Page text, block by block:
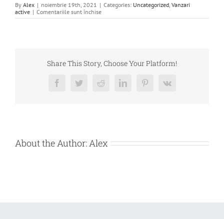
By Alex | noiembrie 19th, 2021 | Categories: Uncategorized Vanzari
active | Comentariile sunt închisepentru
DE
SRL
Share This Story, Choose Your Platform!
FacebookTwitterRedditLinkedInPinterest
Vk
About the Author: Alex